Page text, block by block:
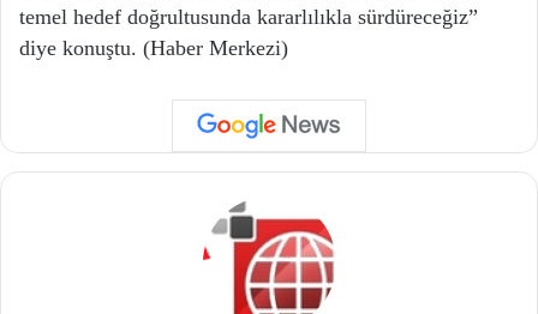
temel hedef doğrultusunda kararlılıkla sürdüreceğiz”
diye konuştu. (Haber Merkezi)